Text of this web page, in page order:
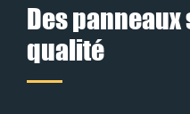
Des
qualité